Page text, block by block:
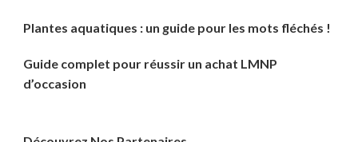
Plantes aquatiques : un guide pour les mots fléchés !
Guide complet pour réussir un achat LMNP
d’occasion